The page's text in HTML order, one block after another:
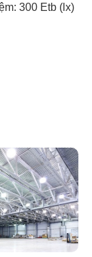
300 Etb (lx)